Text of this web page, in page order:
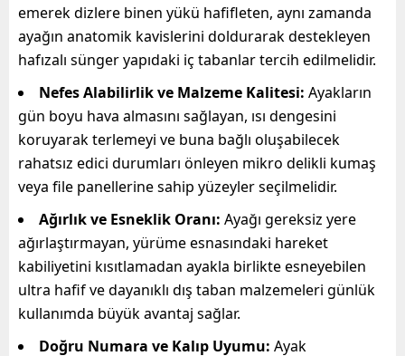
emerek dizlere binen yükü hafifleten, aynı zamanda
ayağın anatomik kavislerini doldurarak destekleyen
hafızalı sünger yapıdaki iç tabanlar tercih edilmelidir.
Nefes Alabilirlik ve Malzeme Kalitesi: Ayakların
gün boyu hava almasını sağlayan, ısı dengesini
koruyarak terlemeyi ve buna bağlı oluşabilecek
rahatsız edici durumları önleyen mikro delikli kumaş
veya file panellerine sahip yüzeyler seçilmelidir.
Ağırlık ve Esneklik Oranı: Ayağı gereksiz yere
ağırlaştırmayan, yürüme esnasındaki hareket
kabiliyetini kısıtlamadan ayakla birlikte esneyebilen
ultra hafif ve dayanıklı dış taban malzemeleri günlük
kullanımda büyük avantaj sağlar.
Doğru Numara ve Kalıp Uyumu: Ayak